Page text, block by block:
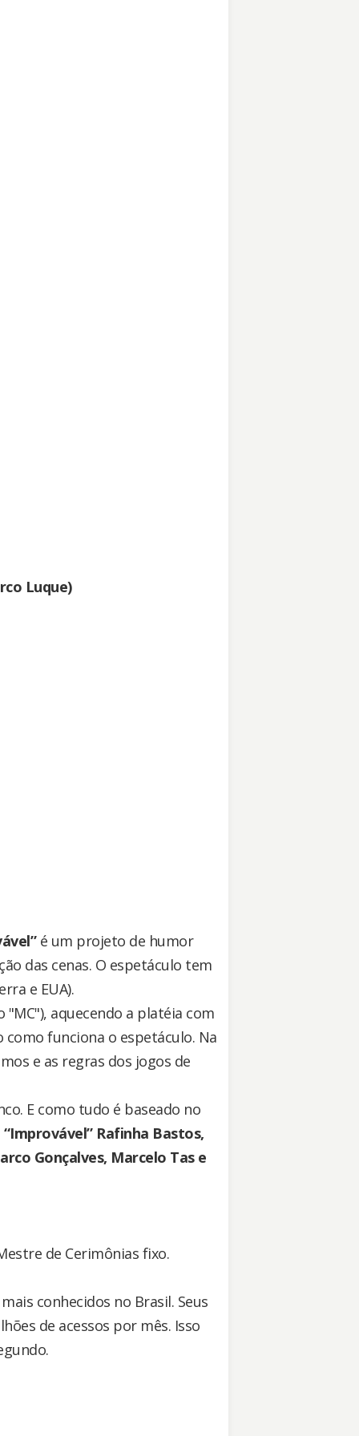
Luque)
é um projeto de humor
das cenas. O espetáculo tem
e EUA).
aquecendo a platéia com
funciona o espetáculo. Na
e as regras dos jogos de
E como tudo é baseado no
“Improvável” Rafinha Bastos,
Gonçalves, Marcelo Tas e
de Cerimônias fixo.
conhecidos no Brasil. Seus
de acessos por mês. Isso